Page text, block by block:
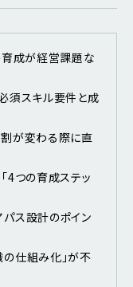
育成が経営課題な
須スキル要件と成
が変わる際に直
4つの育成ステッ
ス設計のポイン
仕組み化」が不